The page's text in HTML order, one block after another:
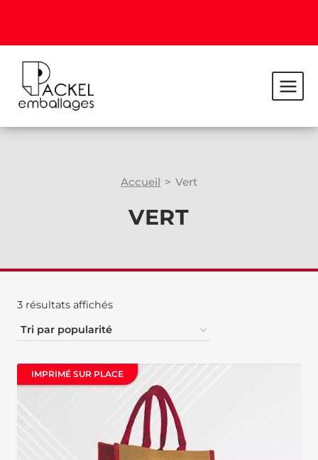
Accueil > Vert
VERT
3 résultats affichés
IMPRIMÉ SUR PLACE
IMPRIMÉ SUR PLACE